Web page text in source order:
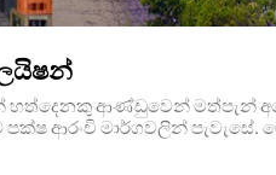
හත්දෙනකු ආණ්ඩුවෙන් මත්පැන්
ආරංචි මාර්ගවලින් පැවැසේ.